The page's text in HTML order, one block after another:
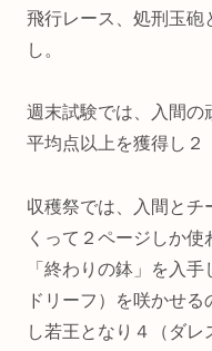
飛行レース、処刑玉砲
し。
週末試験では、入間の
平均点以上を獲得し２
収穫祭では、入間とチ
くって２ページしか
「終わりの鉢」を入
ドリーフ）を咲かせ
し若王となり４（ダレ